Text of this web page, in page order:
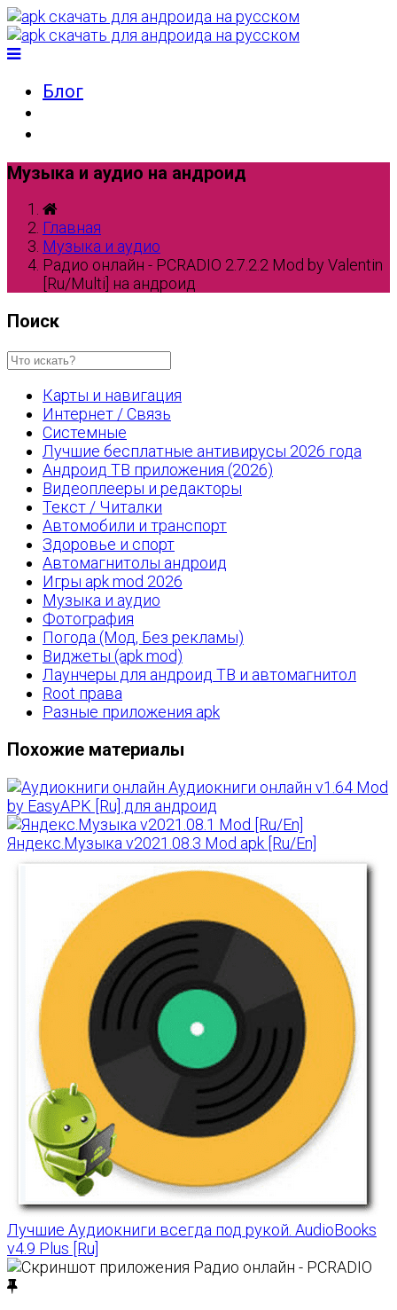
Блог
Музыка и аудио на андроид
Главная
Музыка и аудио
Радио онлайн - PCRADIO 2.7.2.2 Mod by Valentin
[Ru/Multi] на андроид
Поиск
Карты и навигация
Интернет / Связь
Системные
Лучшие бесплатные антивирусы 2026 года
Андроид ТВ приложения (2026)
Видеоплееры и редакторы
Текст / Читалки
Автомобили и транспорт
Здоровье и спорт
Автомагнитолы андроид
Игры apk mod 2026
Музыка и аудио
Фотография
Погода (Мод, Без рекламы)
Виджеты (apk mod)
Лаунчеры для андроид ТВ и автомагнитол
Root права
Разные приложения apk
Похожие материалы
Аудиокниги онлайн v1.64 Mod
by EasyAPK [Ru] для андроид
Яндекс.Музыка v2021.08.3 Mod apk [Ru/En]
Лучшие Аудиокниги всегда под рукой. AudioBooks
v4.9 Plus [Ru]